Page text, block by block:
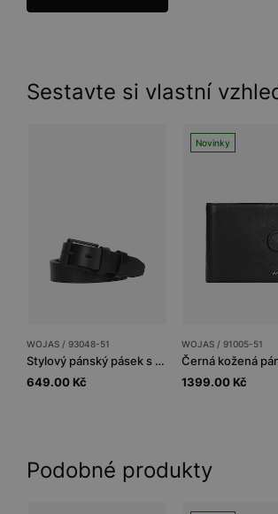
Sestavte si vlastní
WOJAS / 93048-51
Stylový pánský pásek s přezkou v černém provedení
649.00 Kč
Novinky
WOJAS / 91005-51
1399.00 Kč
Podobné produkty